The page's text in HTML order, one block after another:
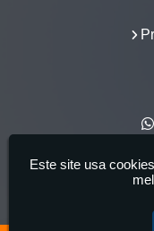
Hidrocia
Banheiras -
aquecedor de
Este site usa